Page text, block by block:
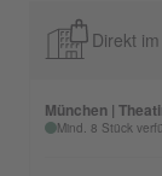
Direkt
München |
Mind. 8 Stück